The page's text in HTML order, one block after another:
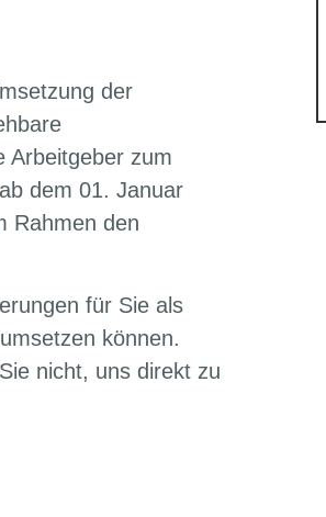
der
Arbeitgeber zum
dem 01. Januar
Rahmen den
für Sie als
können.
nicht, uns direkt zu